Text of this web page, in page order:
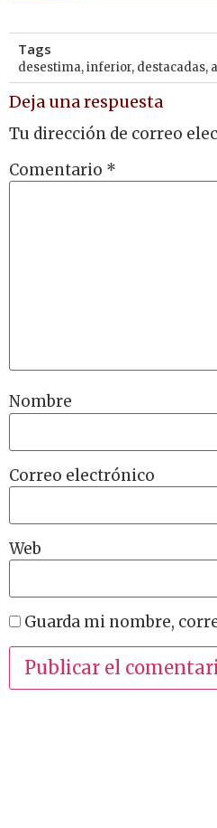
Tags
desestima,inferior, destacadas,
Deja una respuesta
Tu dirección de correo
Comentario *
Nombre
Correo electrónico
Web
Guarda mi nombre,